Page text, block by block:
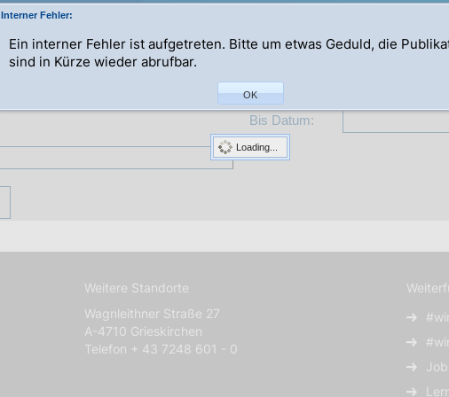
Abteilung:
Bis Datum:
Loading...
Weitere Standorte
Wagnleithner Straße 27
A-4710 Grieskirchen
Telefon + 43 7248 601 - 0
Interner Fehler:
Ein interner Fehler ist aufgetreten. Bitte um etwas Geduld, die
sind in Kürze wieder abrufbar.
OK